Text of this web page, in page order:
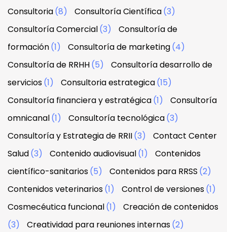
Consultoria(8) Consultoría Científica(3)
Consultoría Comercial(3)
Consultoría de
formación(1) Consultoría de marketing(4)
Consultoría de RRHH(5)
Consultoría desarrollo de
servicios(1) Consultoria estrategica(15)
Consultoría financiera y estratégica(1)
Consultoría
omnicanal(1) Consultoría tecnológica(3)
Consultoría y Estrategia de RRII(3)
Contact Center
Salud(3) Contenido audiovisual(1)
Contenidos
científico-sanitarios(5) Contenidos para RRSS (2)
Contenidos veterinarios(1) Control de versiones(1)
Cosmecéutica funcional(1)
Creación de contenidos
(3)
Creatividad para reuniones internas(2)